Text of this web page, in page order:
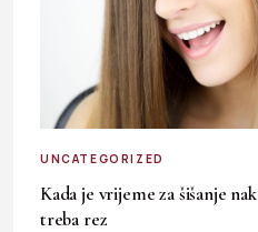
UNCATEGORIZED
Kada je vrijeme za šišanje
treba rez